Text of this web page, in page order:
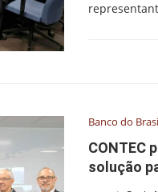
Banco do
CONTEC
solução